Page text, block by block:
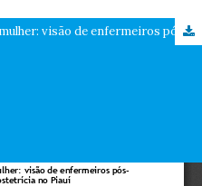
Violência doméstica contra a mulher: visão de enfermeiros pós-graduandos em obstetrícia no Piauí